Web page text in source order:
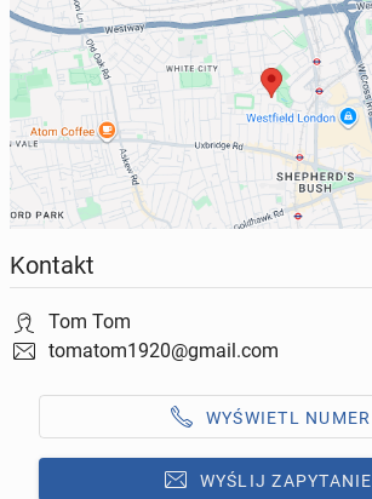
Kontakt
Tom Tom
tomatom1920@gmail.com
WYŚWIETL NUMER
WYŚLIJ ZAPYTANIE